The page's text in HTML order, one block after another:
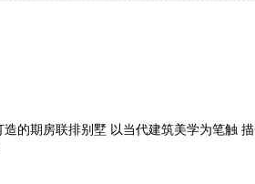
的期房联排别墅 以当代建筑美学为笔触 描